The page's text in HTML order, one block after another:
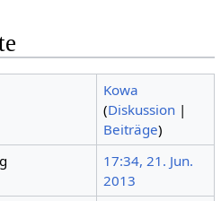
Kowa
(Diskussion |
Beiträge)
17:34, 21. Jun.
2013